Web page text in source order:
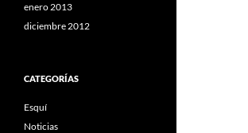
enero 2013
diciembre 2012
CATEGORÍAS
Esquí
Noticias